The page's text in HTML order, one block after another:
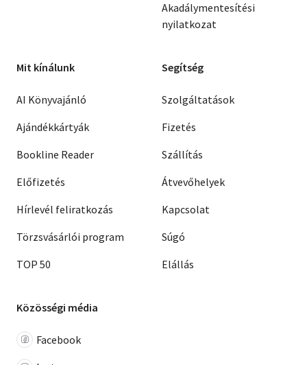
Akadálymentesítési
nyilatkozat
Mit kínálunk
AI Könyvajánló
Ajándékkártyák
Bookline Reader
Előfizetés
Hírlevél feliratkozás
Törzsvásárlói program
TOP 50
Segítség
Szolgáltatások
Fizetés
Szállítás
Átvevőhelyek
Kapcsolat
Súgó
Elállás
Közösségi média
Facebook